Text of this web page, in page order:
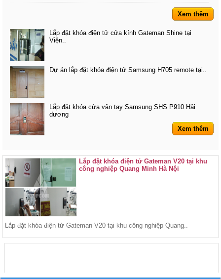
Xem thêm
Lắp đặt khóa điện tử cửa kính Gateman Shine tại
Viện..
Dự án lắp đặt khóa điện tử Samsung H705 remote tại..
Lắp đặt khóa cửa vân tay Samsung SHS P910 Hải
dương
Xem thêm
Lắp đặt khóa điện tử Gateman V20 tại khu
công nghiệp Quang Minh Hà Nội
Lắp đặt khóa điện tử Gateman V20 tại khu công nghiệp Quang..